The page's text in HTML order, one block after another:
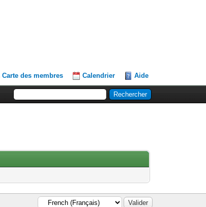
Carte des membres Calendrier Aide